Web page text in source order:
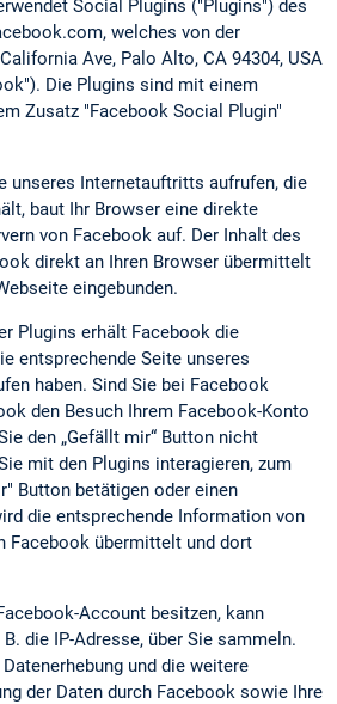
Social Plugins ("Plugins") des
welches von der
Ave, Palo Alto, CA 94304, USA
Die Plugins sind mit einem
Zusatz "Facebook Social Plugin"
unseres Internetauftritts aufrufen, die
baut Ihr Browser eine direkte
von Facebook auf. Der Inhalt des
direkt an Ihren Browser übermittelt
eingebunden.
Plugins erhält Facebook die
entsprechende Seite unseres
haben. Sind Sie bei Facebook
den Besuch Ihrem Facebook-Konto
den „Gefällt mir“ Button nicht
mit den Plugins interagieren, zum
Button betätigen oder einen
die entsprechende Information von
Facebook übermittelt und dort
Account besitzen, kann
die IP-Adresse, über Sie sammeln.
und die weitere
der Daten durch Facebook sowie Ihre